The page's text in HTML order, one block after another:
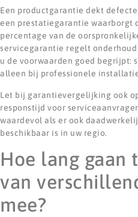
Een productgarantie dekt
een prestatiegarantie waarborgt
percentage van de
servicegarantie regelt
u de voorwaarden goed begrijpt:
alleen bij professionele
Let bij garantievergelijking ook
responstijd voor
waardevol als er ook
beschikbaar is in uw regio.
Hoe lang gaan
van
mee?